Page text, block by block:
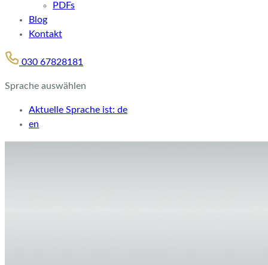
PDFs
Blog
Kontakt
030 67828181
Sprache auswählen
Aktuelle Sprache ist: de
en